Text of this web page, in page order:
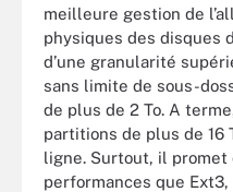
meilleure gestion de
physiques des disques
d’une granularité
sans limite de sous-
de plus de 2 To. A
partitions de plus de 16
ligne. Surtout, il
performances que